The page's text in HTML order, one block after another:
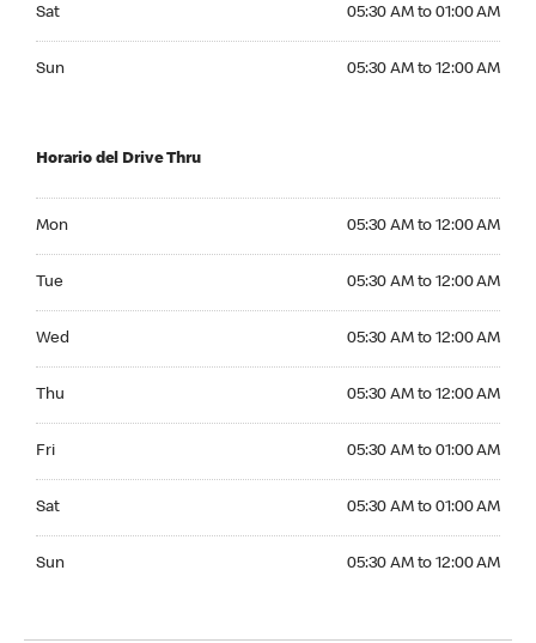
Sat 05:30 AM to 01:00 AM
Sun 05:30 AM to 12:00 AM
Horario del Drive Thru
Mon 05:30 AM to 12:00 AM
Tue 05:30 AM to 12:00 AM
Wed 05:30 AM to 12:00 AM
Thu 05:30 AM to 12:00 AM
Fri 05:30 AM to 01:00 AM
Sat 05:30 AM to 01:00 AM
Sun 05:30 AM to 12:00 AM